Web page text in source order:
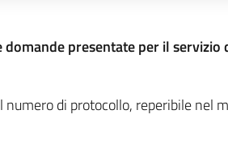
presentate per il servizio
di protocollo, reperibile nel